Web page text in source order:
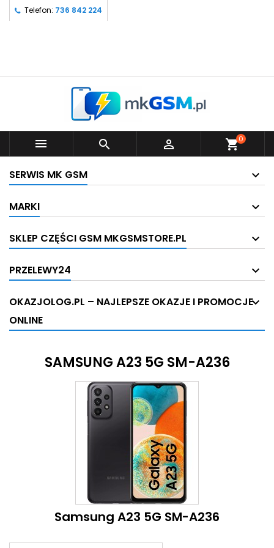
Telefon: 736 842 224
   shopping_cart0
SERWIS MK GSM
MARKI
SKLEP CZĘŚCI GSM MKGSMSTORE.PL
PRZELEWY24
OKAZJOLOG.PL – NAJLEPSZE OKAZJE I PROMOCJE
ONLINE
SAMSUNG A23 5G SM-A236
Samsung A23 5G SM-A236